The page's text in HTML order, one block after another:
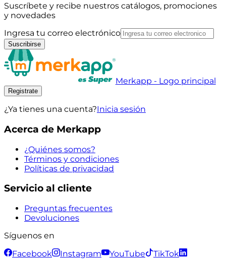
Suscríbete y recibe nuestros catálogos, promociones
y novedades
Ingresa tu correo electrónico
Suscribirse
Merkapp - Logo principal
Registrate
¿Ya tienes una cuenta?Inicia sesión
Acerca de Merkapp
¿Quiénes somos?
Términos y condiciones
Políticas de privacidad
Servicio al cliente
Preguntas frecuentes
Devoluciones
Síguenos en
Facebook
Instagram YouTube
TikTok